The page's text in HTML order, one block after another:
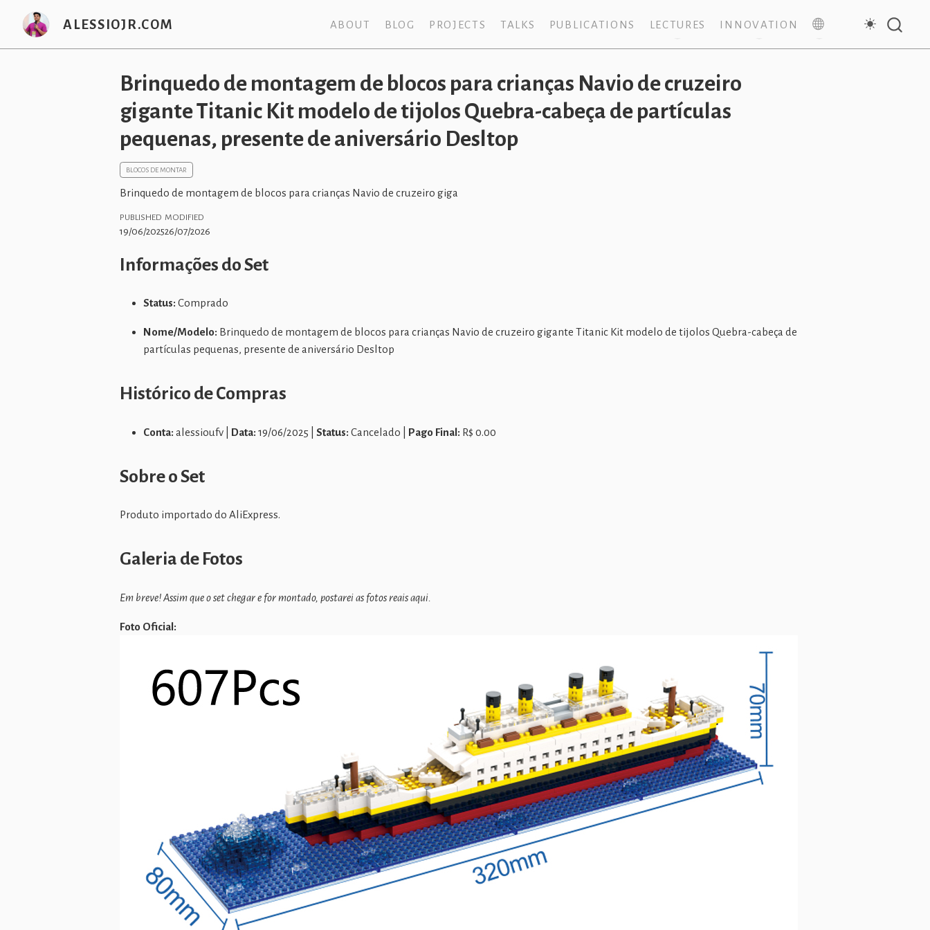
ALESSIOJR.COM ABOUT BLOG PROJECTS TALKS PUBLICATIONS LECTURES INNOVATION
Brinquedo de montagem de blocos para crianças Navio de cruzeiro
gigante Titanic Kit modelo de tijolos Quebra-cabeça de partículas
pequenas, presente de aniversário Desltop
BLOCOS DE MONTAR
Brinquedo de montagem de blocos para crianças Navio de cruzeiro giga
PUBLISHED
19/06/2025
MODIFIED
26/07/2026
Informações do Set
Status: Comprado
Nome/Modelo: Brinquedo de montagem de blocos para crianças Navio de cruzeiro gigante Titanic Kit modelo de tijolos Quebra-cabeça de
partículas pequenas, presente de aniversário Desltop
Histórico de Compras
Conta: alessioufv | Data: 19/06/2025 | Status: Cancelado | Pago Final: R$ 0.00
Sobre o Set
Produto importado do AliExpress.
Galeria de Fotos
Em breve! Assim que o set chegar e for montado, postarei as fotos reais aqui.
Foto Oficial: